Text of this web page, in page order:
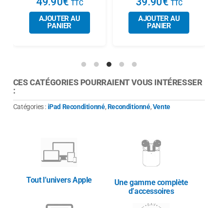
AJOUTER AU
PANIER
AJOUTER AU
PANIER
CES CATÉGORIES POURRAIENT VOUS INTÉRESSER
:
Catégories :iPad Reconditionné,Reconditionné,Vente
Tout l’univers Apple
Une gamme complète
d’accessoires